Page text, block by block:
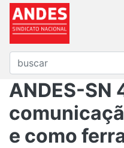
ANDES-SN
e como